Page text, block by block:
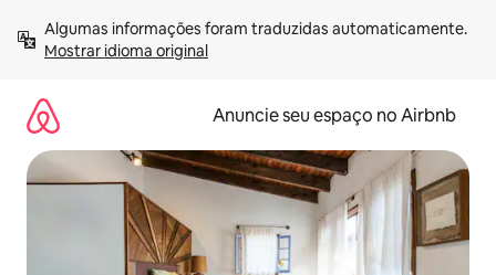
para
Mostrar idioma original
Anuncie seu espaço no Airbnb